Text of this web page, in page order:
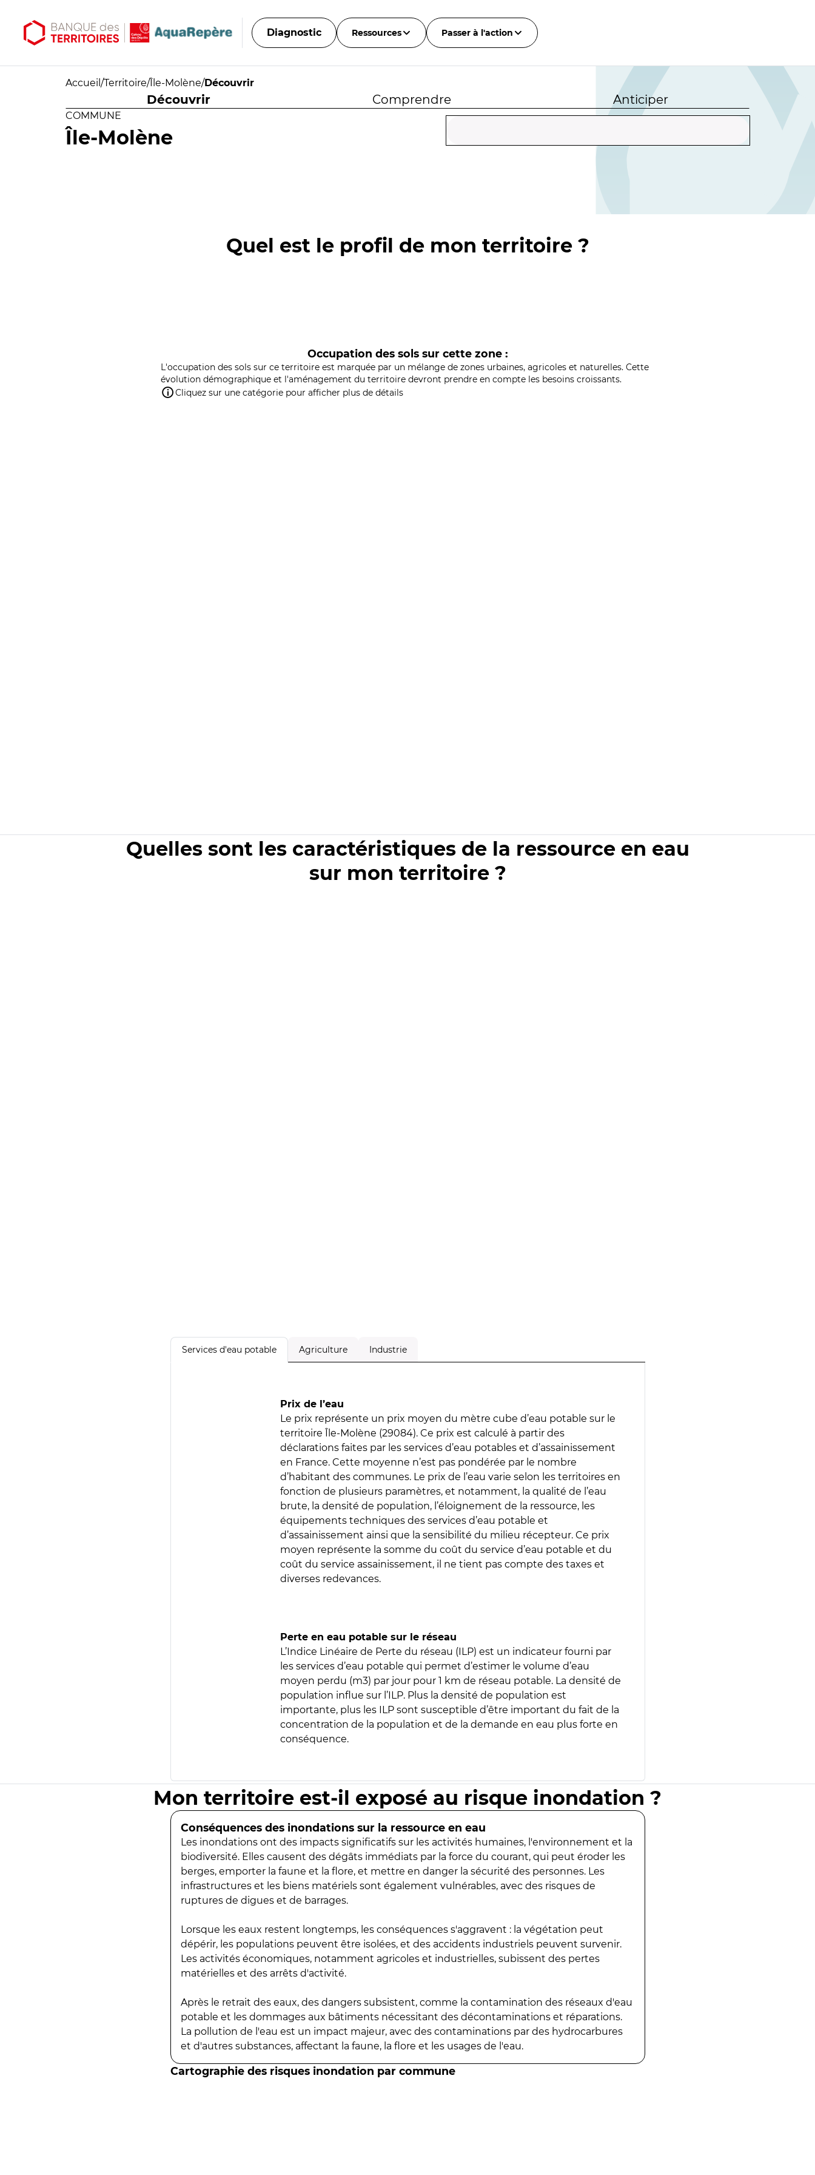
Diagnostic Ressources Passer à l'action
Accueil /Territoire/Île-Molène/Découvrir
Découvrir Comprendre Anticiper
COMMUNE
Île-Molène
Quel est le profil de mon territoire ?
Occupation des sols sur cette zone :
L'occupation des sols sur ce territoire est marquée par un mélange de zones urbaines, agricoles et naturelles. Cette
évolution démographique et l'aménagement du territoire devront prendre en compte les besoins croissants.
Cliquez sur une catégorie pour afficher plus de détails
Quelles sont les caractéristiques de la ressource en eau
sur mon territoire ?
Services d'eau potable Agriculture Industrie
Prix de l’eau
Le prix représente un prix moyen du mètre cube d’eau potable sur le
territoire Île-Molène (29084). Ce prix est calculé à partir des
déclarations faites par les services d’eau potables et d’assainissement
en France. Cette moyenne n’est pas pondérée par le nombre
d’habitant des communes. Le prix de l’eau varie selon les territoires en
fonction de plusieurs paramètres, et notamment, la qualité de l’eau
brute, la densité de population, l’éloignement de la ressource, les
équipements techniques des services d’eau potable et
d’assainissement ainsi que la sensibilité du milieu récepteur. Ce prix
moyen représente la somme du coût du service d’eau potable et du
coût du service assainissement, il ne tient pas compte des taxes et
diverses redevances.
Perte en eau potable sur le réseau
L’Indice Linéaire de Perte du réseau (ILP) est un indicateur fourni par
les services d’eau potable qui permet d’estimer le volume d’eau
moyen perdu (m3) par jour pour 1 km de réseau potable. La densité de
population influe sur l’ILP. Plus la densité de population est
importante, plus les ILP sont susceptible d’être important du fait de la
concentration de la population et de la demande en eau plus forte en
conséquence.
Mon territoire est-il exposé au risque inondation ?
Conséquences des inondations sur la ressource en eau
Les inondations ont des impacts significatifs sur les activités humaines, l'environnement et la
biodiversité. Elles causent des dégâts immédiats par la force du courant, qui peut éroder les
berges, emporter la faune et la flore, et mettre en danger la sécurité des personnes. Les
infrastructures et les biens matériels sont également vulnérables, avec des risques de
ruptures de digues et de barrages.
Lorsque les eaux restent longtemps, les conséquences s'aggravent : la végétation peut
dépérir, les populations peuvent être isolées, et des accidents industriels peuvent survenir.
Les activités économiques, notamment agricoles et industrielles, subissent des pertes
matérielles et des arrêts d'activité.
Après le retrait des eaux, des dangers subsistent, comme la contamination des réseaux d'eau
potable et les dommages aux bâtiments nécessitant des décontaminations et réparations.
La pollution de l'eau est un impact majeur, avec des contaminations par des hydrocarbures
et d'autres substances, affectant la faune, la flore et les usages de l'eau.
Cartographie des risques inondation par commune